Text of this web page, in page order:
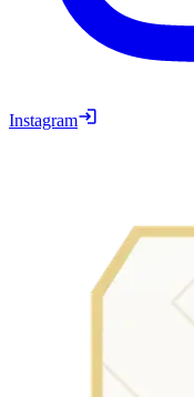
Instagram